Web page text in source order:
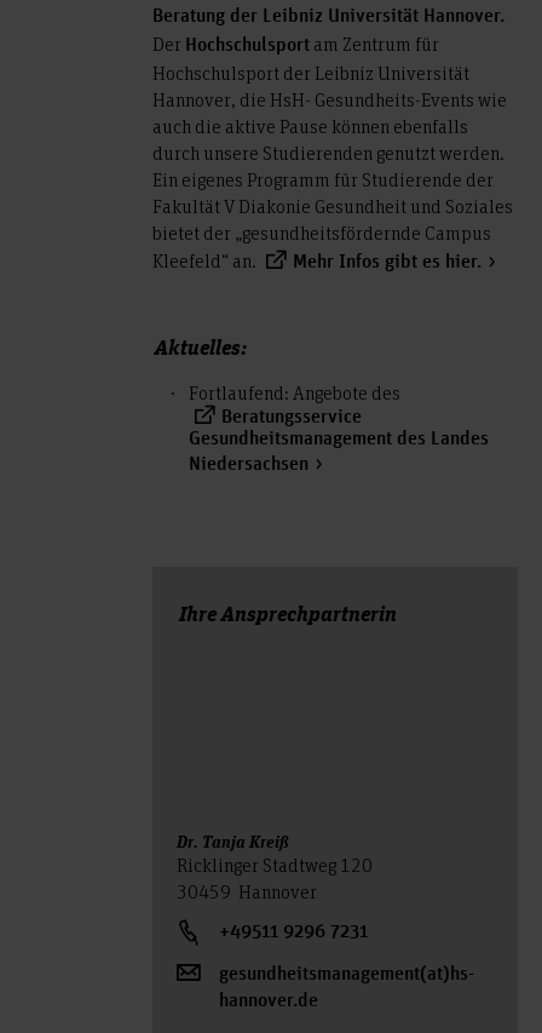
Beratung der Leibniz Universität Hannover.
Der Hochschulsportam Zentrum für
Hochschulsport der Leibniz Universität
Hannover, die HsH- Gesundheits-Events wie
auch die aktive Pause können ebenfalls
durch unsere Studierenden genutzt werden.
Ein eigenes Programm für Studierende der
Fakultät V Diakonie Gesundheit und Soziales
bietet der „gesundheitsfördernde Campus
Kleefeld“ an.
Mehr Infos gibt es hier.
Aktuelles:
Fortlaufend: Angebote des
Beratungsservice
Gesundheitsmanagement des Landes
Niedersachsen
Ihre Ansprechpartnerin
Dr. Tanja Kreiß
Ricklinger Stadtweg 120
30459 Hannover
+49511 9296 7231
gesundheitsmanagement(at)hs-
hannover.de